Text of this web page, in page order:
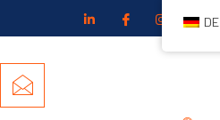
DE